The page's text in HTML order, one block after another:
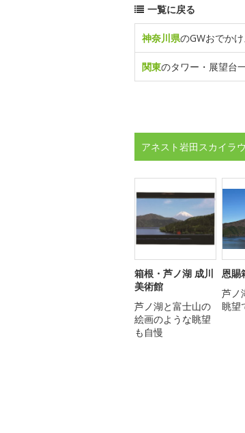
一覧に戻る
神奈川県のGWおでか
関東のタワー・展望台
アネスト岩田スカイラ
箱根・芦ノ湖 成川
美術館
芦ノ湖と富士山の
絵画のような眺望
も自慢
恩賜
芦ノ
眺望